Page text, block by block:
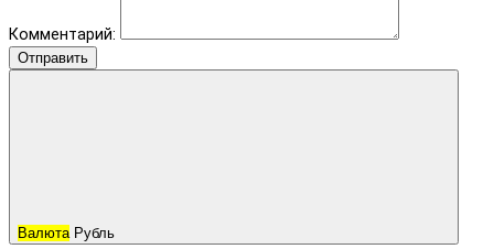
Комментарий:
Отправить
Валюта Рубль